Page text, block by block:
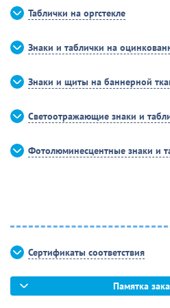
Таблички на оргстекле
Знаки и таблички на
Знаки и щиты на баннерной
Светоотражающие знаки и
Фотолюминесцентные знаки и
Сертификаты соответствия
Памятка